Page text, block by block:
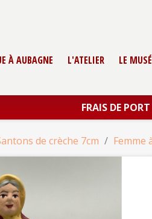
À AUBAGNE L'ATELIER LE
FRAIS DE
de crèche 7cm Femme